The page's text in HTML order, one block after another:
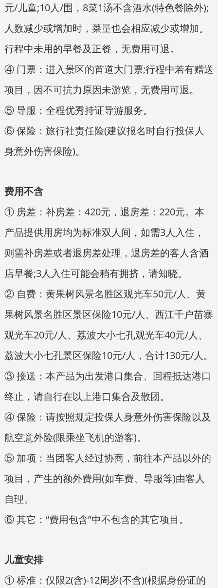
元/儿童;10人/围，8菜1汤不含酒水(特色餐除外);
人数减少或增加时，菜量也会相应减少或增加。
行程中未用的早餐及正餐，无费用可退。
④ 门票：进入景区的首道大门票;行程中若有赠送
项目，因不可抗力原因未游览，无费用可退。
⑤ 导服：全程优秀持证导游服务。
⑥ 保险：旅行社责任险(建议报名时自行投保人
身意外伤害保险)。
费用不含
① 房差：补房差：420元，退房差：220元。本
产品提供用房均为标准双人间，如需3人入住，
则需补房差或者退房差处理，退房差的客人含酒
店早餐;3人入住可能会稍有拥挤，请知晓。
② 自费：黄果树风景名胜区观光车50元/人、黄
果树风景名胜区景区保险10元/人、西江千户苗寨
观光车20元/人、荔波大小七孔观光车40元/人、
荔波大小七孔景区保险10元/人，合计130元/人。
③ 接送：本产品为出发港口集合、回程抵达港口
终止，请自行在以上港口集合及散团。
④ 保险：请按照规定投保人身意外伤害保险以及
航空意外险(限乘坐飞机的游客)。
⑤ 加项：当团客人经过协商，前往本产品以外的
项目，产生的额外费用(如车费、导服等)由客人
自理。
⑥ 其它：“费用包含”中不包含的其它项目。
儿童安排
① 标准：仅限2(含)-12周岁(不含)(根据身份证的